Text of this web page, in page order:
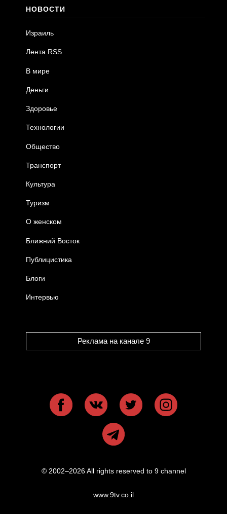
НОВОСТИ
Израиль
Лента RSS
В мире
Деньги
Здоровье
Технологии
Общество
Транспорт
Культура
Туризм
О женском
Ближний Восток
Публицистика
Блоги
Интервью
Реклама на канале 9
© 2002–2026 All rights reserved to 9 channel
www.9tv.co.il